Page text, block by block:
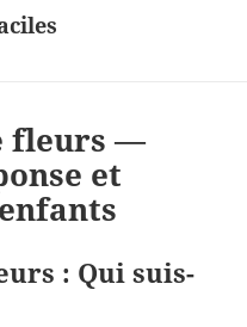
fleurs —
et
: Qui suis-